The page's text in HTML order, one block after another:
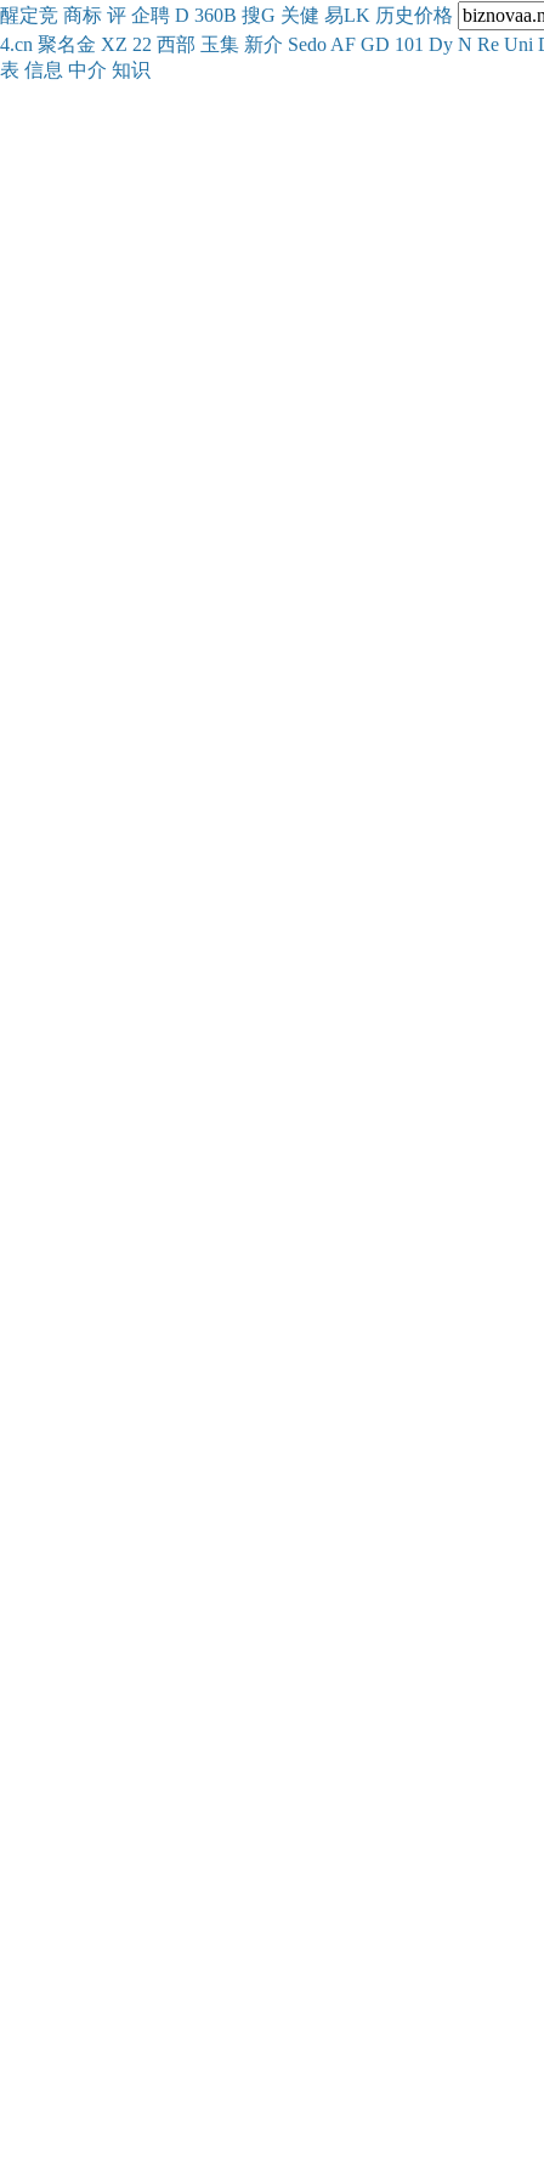
醒定竞 商标 评 企聘 D 360B 搜G 关健 易LK 历史价格
4.cn 聚名金 XZ 22 西部 玉集 新介 Sedo AF GD 101 Dy N Re Uni
表 信息 中介 知识